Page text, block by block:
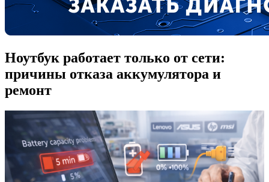
Ноутбук работает только от сети:
причины отказа аккумулятора и
ремонт